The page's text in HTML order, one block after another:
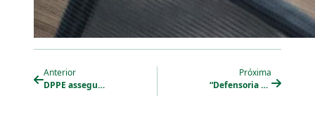
Anterior
DPPE assegura liberdade de acusado que seria levado a júri em Pombos
Próxima
“Defensoria Pública salvou minha vida”, diz Anderson Gabriel após 10 meses preso por engano